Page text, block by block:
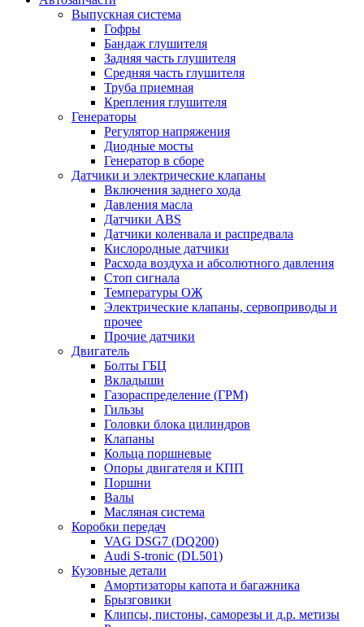
Выпускная система
Гофры
Бандаж глушителя
Задняя часть глушителя
Средняя часть глушителя
Труба приемная
Крепления глушителя
Генераторы
Регулятор напряжения
Диодные мосты
Генератор в сборе
Датчики и электрические клапаны
Включения заднего хода
Давления масла
Датчики ABS
Датчики коленвала и распредвала
Кислородные датчики
Расхода воздуха и абсолютного давления
Стоп сигнала
Температуры ОЖ
Электрические клапаны, сервоприводы и
прочее
Прочие датчики
Двигатель
Болты ГБЦ
Вкладыши
Газораспределение (ГРМ)
Гильзы
Головки блока цилиндров
Клапаны
Кольца поршневые
Опоры двигателя и КПП
Поршни
Валы
Масляная система
Коробки передач
VAG DSG7 (DQ200)
Audi S-tronic (DL501)
Кузовные детали
Амортизаторы капота и багажника
Брызговики
Клипсы, пистоны, саморезы и д.р. метизы